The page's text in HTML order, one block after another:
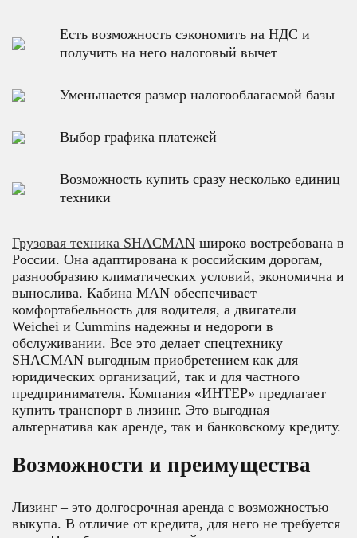
Есть возможность сэкономить на НДС и
получить на него налоговый вычет
Уменьшается размер налогооблагаемой базы
Выбор графика платежей
Возможность купить сразу несколько единиц
техники
Грузовая техника SHACMAN широко востребована в
России. Она адаптирована к российским дорогам,
разнообразию климатических условий, экономична и
вынослива. Кабина MAN обеспечивает
комфортабельность для водителя, а двигатели
Weichei и Cummins надежны и недороги в
обслуживании. Все это делает спецтехнику
SHACMAN выгодным приобретением как для
юридических организаций, так и для частного
предпринимателя. Компания «ИНТЕР» предлагает
купить транспорт в лизинг. Это выгодная
альтернатива как аренде, так и банковскому кредиту.
Возможности и преимущества
Лизинг – это долгосрочная аренда с возможностью
выкупа. В отличие от кредита, для него не требуется